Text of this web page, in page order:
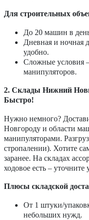
Для строительных
До 20 машин в
Дневная и ночная
удобно.
Сложные условия
манипуляторов.
2. Склады Нижний
Быстро!
Нужно немного?
Новгороду и области
манипуляторами.
стропалении). Хотите
заранее. На складах
ходовое есть –
Плюсы складской
От 1 штуки/
небольших нужд.